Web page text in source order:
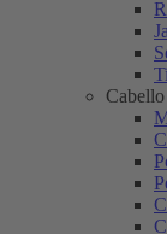
Cabello